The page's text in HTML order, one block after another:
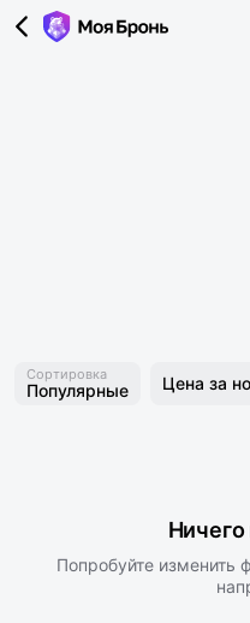
Сортировка
Популярные Цена за
Попробуйте изменить